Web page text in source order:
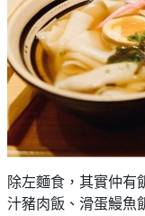
除左麵食，其實仲有
汁豬肉飯、滑蛋鰻魚